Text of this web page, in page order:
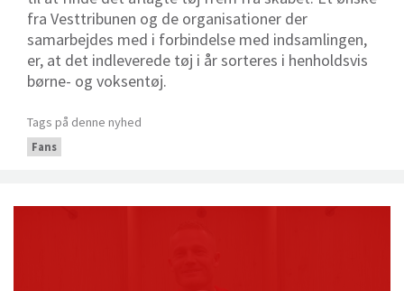
fra Vesttribunen og de organisationer der
samarbejdes med i forbindelse med indsamlingen,
er, at det indleverede tøj i år sorteres i henholdsvis
børne- og voksentøj.
Tags på denne nyhed
Fans